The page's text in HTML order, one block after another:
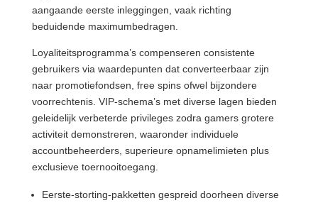
aangaande eerste inleggingen, vaak richting
beduidende maximumbedragen.
Loyaliteitsprogramma’s compenseren consistente
gebruikers via waardepunten dat converteerbaar zijn
naar promotiefondsen, free spins ofwel bijzondere
voorrechtenis. VIP-schema’s met diverse lagen bieden
geleidelijk verbeterde privileges zodra gamers grotere
activiteit demonstreren, waaronder individuele
accountbeheerders, superieure opnamelimieten plus
exclusieve toernooitoegang.
Eerste-storting-pakketten gespreid doorheen diverse